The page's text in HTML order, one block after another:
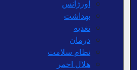
اورژانس
بهداشت
تغدیه
درمان
نظام سلامت
هلال احمر